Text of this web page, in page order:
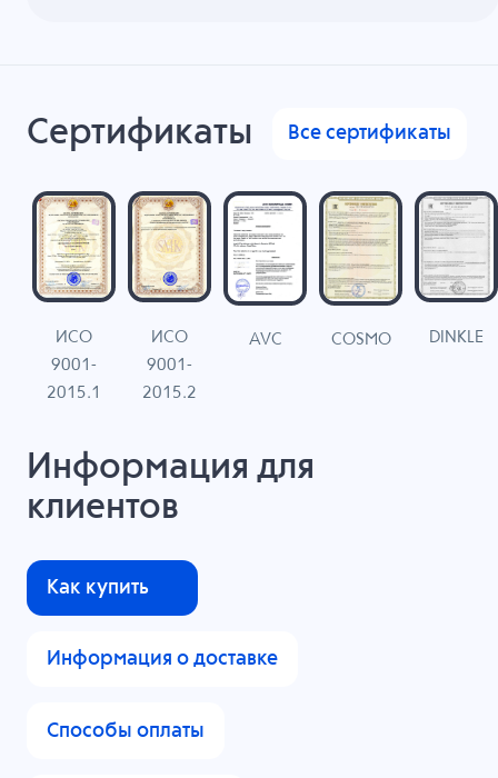
Сертификаты Все сертификаты
ИСО
9001-
2015.1
ИСО
9001-
2015.2
AVC COSMO DINKLE
Информация для
клиентов
Как купить
Информация о доставке
Способы оплаты